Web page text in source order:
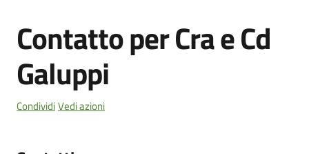
Novità
Servizi
Salta al contenuto
Contatto per Cra e Cd
Galuppi
CondividiVedi azioni